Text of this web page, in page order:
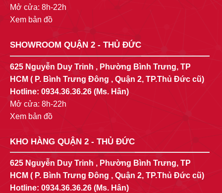
Mở cửa: 8h-22h
Xem bản đồ
SHOWROOM QUẬN 2 - THỦ ĐỨC
625 Nguyễn Duy Trinh , Phường Bình Trưng, TP
HCM ( P. Bình Trưng Đông , Quận 2, TP.Thủ Đức cũ)
Hotline: 0934.36.36.26 (Ms. Hân)
Mở cửa: 8h-22h
Xem bản đồ
KHO HÀNG QUẬN 2 - THỦ ĐỨC
625 Nguyễn Duy Trinh , Phường Bình Trưng, TP
HCM ( P. Bình Trưng Đông , Quận 2, TP.Thủ Đức cũ)
Hotline: 0934.36.36.26 (Ms. Hân)